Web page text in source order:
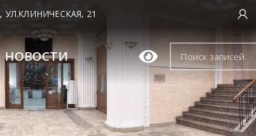
21
НОВОСТИ